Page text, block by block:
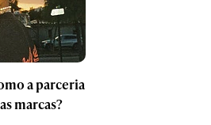
a parceria
marcas?